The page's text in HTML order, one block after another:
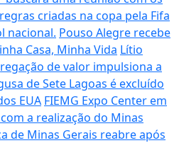
criadas na copa pela Fifa
nacional. Pouso Alegre recebe
Casa, Minha Vida Lítio
de valor impulsiona a
de Sete Lagoas é excluído
EUA FIEMG Expo Center em
a realização do Minas
de Minas Gerais reabre após